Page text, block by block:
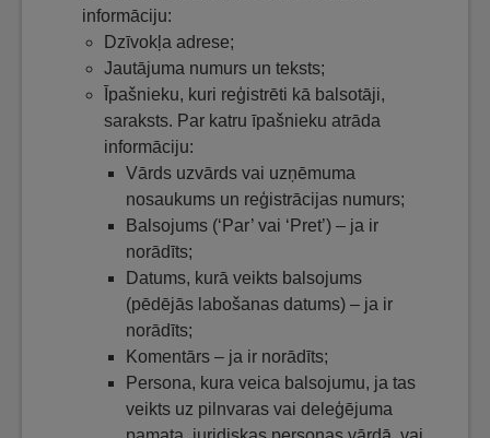
informāciju:
Dzīvokļa adrese;
Jautājuma numurs un teksts;
Īpašnieku, kuri reģistrēti kā balsotāji,
saraksts. Par katru īpašnieku atrāda
informāciju:
Vārds uzvārds vai uzņēmuma
nosaukums un reģistrācijas numurs;
Balsojums (‘Par’ vai ‘Pret’) – ja ir
norādīts;
Datums, kurā veikts balsojums
(pēdējās labošanas datums) – ja ir
norādīts;
Komentārs – ja ir norādīts;
Persona, kura veica balsojumu, ja tas
veikts uz pilnvaras vai deleģējuma